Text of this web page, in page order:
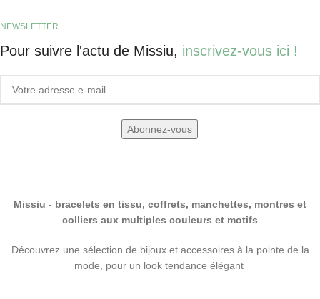
NEWSLETTER
Pour suivre l'actu de Missiu, inscrivez-vous ici !
Missiu - bracelets en tissu, coffrets, manchettes, montres et
colliers aux multiples couleurs et motifs
Découvrez une sélection de bijoux et accessoires à la pointe de la
mode, pour un look tendance élégant